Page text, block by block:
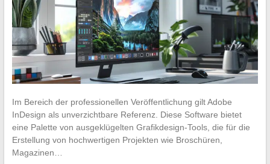
Im Bereich der professionellen Veröffentlichung gilt Adobe
InDesign als unverzichtbare Referenz. Diese Software bietet
eine Palette von ausgeklügelten Grafikdesign-Tools, die für die
Erstellung von hochwertigen Projekten wie Broschüren,
Magazinen…